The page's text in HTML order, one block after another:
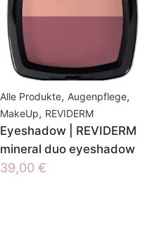
Alle Produkte, Augenpflege,
MakeUp, REVIDERM
Eyeshadow | REVIDERM
mineral duo eyeshadow
39,00 €